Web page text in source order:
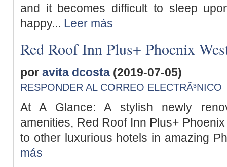
and it becomes difficult to sleep
happy... Leer más
Red Roof Inn Plus+ Phoenix
por avita dcosta (2019-07-05)
RESPONDER AL CORREO ELECTRÃ³NICO
At A Glance: A stylish newly
amenities, Red Roof Inn Plus+
to other luxurious hotels in amazing
más